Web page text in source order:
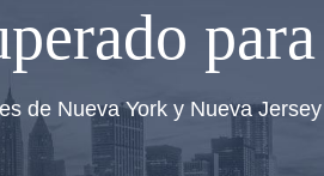
de Nueva York y Nueva